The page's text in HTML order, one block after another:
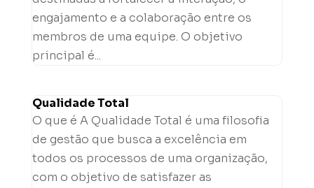
engajamento e a colaboração entre os
membros de uma equipe. O objetivo
principal é...
Qualidade Total
O que é A Qualidade Total é uma filosofia
de gestão que busca a excelência em
todos os processos de uma organização,
com o objetivo de satisfazer as